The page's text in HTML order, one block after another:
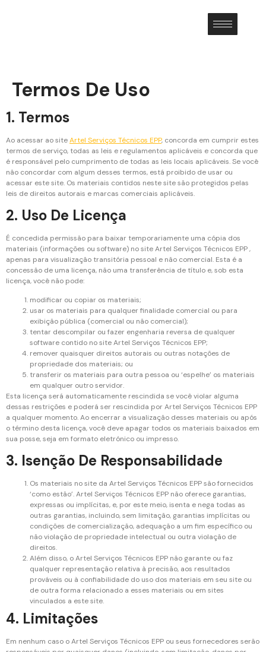
Termos De Uso
1. Termos
Ao acessar ao siteArtel Serviços Técnicos EPP, concorda em cumprir estes
termos de serviço, todas as leis e regulamentos aplicáveis ​​e concorda que
é responsável pelo cumprimento de todas as leis locais aplicáveis. Se você
não concordar com algum desses termos, está proibido de usar ou
acessar este site. Os materiais contidos neste site são protegidos pelas
leis de direitos autorais e marcas comerciais aplicáveis.
2. Uso De Licença
É concedida permissão para baixar temporariamente uma cópia dos
materiais (informações ou software) no site Artel Serviços Técnicos EPP ,
apenas para visualização transitória pessoal e não comercial. Esta é a
concessão de uma licença, não uma transferência de título e, sob esta
licença, você não pode:
modificar ou copiar os materiais;
usar os materiais para qualquer finalidade comercial ou para
exibição pública (comercial ou não comercial);
tentar descompilar ou fazer engenharia reversa de qualquer
software contido no site Artel Serviços Técnicos EPP;
remover quaisquer direitos autorais ou outras notações de
propriedade dos materiais; ou
transferir os materiais para outra pessoa ou ‘espelhe’ os materiais
em qualquer outro servidor.
Esta licença será automaticamente rescindida se você violar alguma
dessas restrições e poderá ser rescindida por Artel Serviços Técnicos EPP
a qualquer momento. Ao encerrar a visualização desses materiais ou após
o término desta licença, você deve apagar todos os materiais baixados em
sua posse, seja em formato eletrónico ou impresso.
3. Isenção De Responsabilidade
Os materiais no site da Artel Serviços Técnicos EPP são fornecidos
‘como estão’. Artel Serviços Técnicos EPP não oferece garantias,
expressas ou implícitas, e, por este meio, isenta e nega todas as
outras garantias, incluindo, sem limitação, garantias implícitas ou
condições de comercialização, adequação a um fim específico ou
não violação de propriedade intelectual ou outra violação de
direitos.
Além disso, o Artel Serviços Técnicos EPP não garante ou faz
qualquer representação relativa à precisão, aos resultados
prováveis ​​ou à confiabilidade do uso dos materiais em seu site ou
de outra forma relacionado a esses materiais ou em sites
vinculados a este site.
4. Limitações
Em nenhum caso o Artel Serviços Técnicos EPP ou seus fornecedores serão